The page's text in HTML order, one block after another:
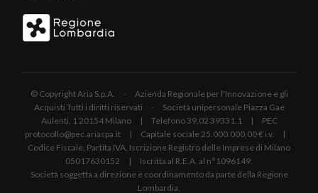
© Copyright Aria S.p.A. - Azienda Regionale per l'Innovazione e gli
Acquisti Tutti i diritti riservati - Società unipersonale Piazza Gae
Aulenti, 1 20154 Milano | Telefono 39.02 39331.1 | PEC
protocollo@pec.ariaspa.it | Capitale sociale 25.000.000,00 € i.v. |
Codice Fiscale, Partita IVA, Iscrizione Registro delle Imprese di Milano
05017630152 | Iscritta al R.E.A. al n°1096149.
Società soggetta a direzione e coordinamento da parte della Regione
Lombardia.